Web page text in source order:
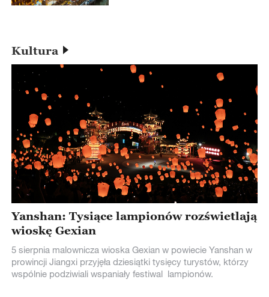
Kultura
Yanshan: Tysiące lampionów rozświetlają
wioskę Gexian
5 sierpnia malownicza wioska Gexian w powiecie Yanshan w
prowincji Jiangxi przyjęła dziesiątki tysięcy turystów, którzy
wspólnie podziwiali wspaniały festiwal lampionów.